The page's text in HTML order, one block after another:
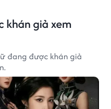
khán giả xem
đang được khán giả